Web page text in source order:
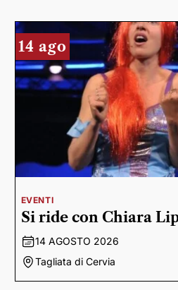
14 ago
EVENTI
Si ride con Chiara
14 AGOSTO 2026
Tagliata di Cervia